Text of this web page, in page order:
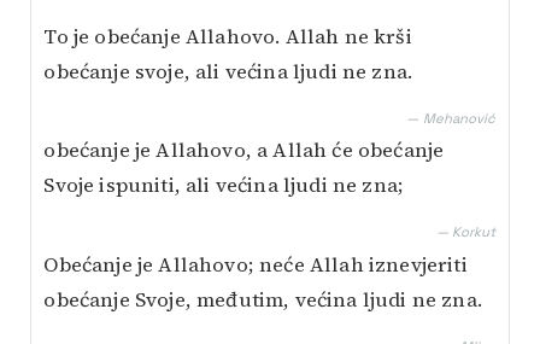
To je obećanje Allahovo. Allah ne krši
obećanje svoje, ali većina ljudi ne zna.
— Mehanović
obećanje je Allahovo, a Allah će obećanje
Svoje ispuniti, ali većina ljudi ne zna;
— Korkut
Obećanje je Allahovo; neće Allah iznevjeriti
obećanje Svoje, međutim, većina ljudi ne zna.